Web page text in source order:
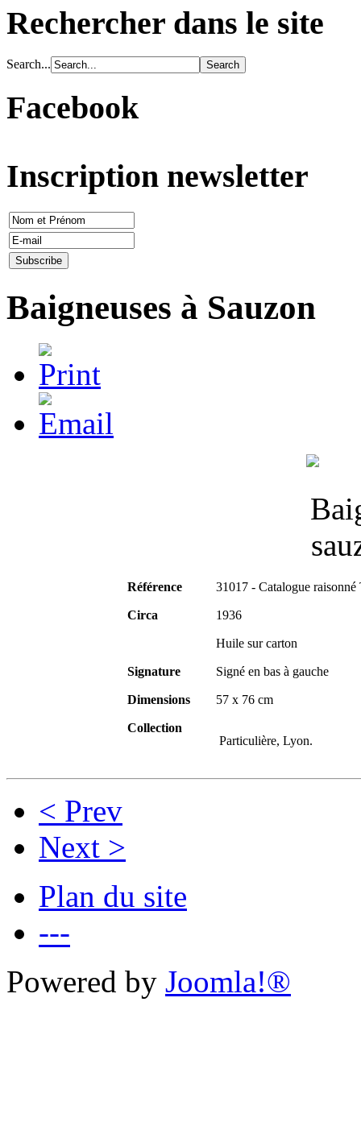
Rechercher dans le site
Search...
Facebook
Inscription newsletter
Baigneuses à Sauzon
Référence 31017 - Catalogue raisonné
Circa 1936
Huile sur carton
Signature Signé en bas à gauche
Dimensions 57 x 76 cm
Collection
Particulière, Lyon.
< Prev
Next >
Plan du site
---
Powered by Joomla!®